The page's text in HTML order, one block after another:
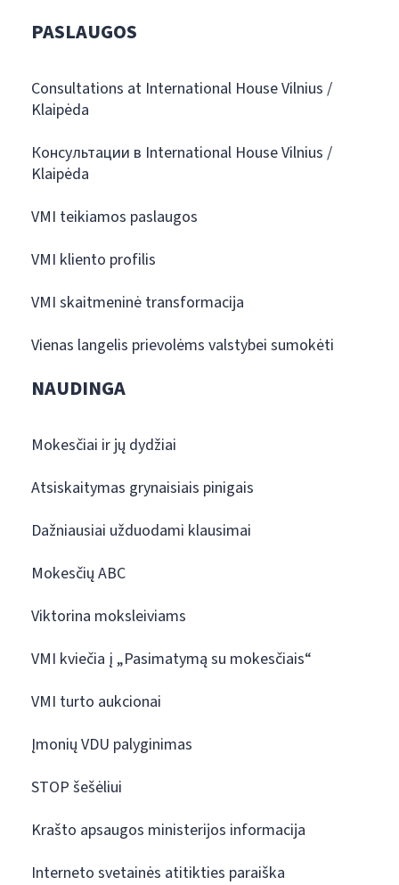
PASLAUGOS
Consultations at International House Vilnius /
Klaipėda
Консультации в International House Vilnius /
Klaipėda
VMI teikiamos paslaugos
VMI kliento profilis
VMI skaitmeninė transformacija
Vienas langelis prievolėms valstybei sumokėti
NAUDINGA
Mokesčiai ir jų dydžiai
Atsiskaitymas grynaisiais pinigais
Dažniausiai užduodami klausimai
Mokesčių ABC
Viktorina moksleiviams
VMI kviečia į „Pasimatymą su mokesčiais“
VMI turto aukcionai
Įmonių VDU palyginimas
STOP šešėliui
Krašto apsaugos ministerijos informacija
Interneto svetainės atitikties paraiška